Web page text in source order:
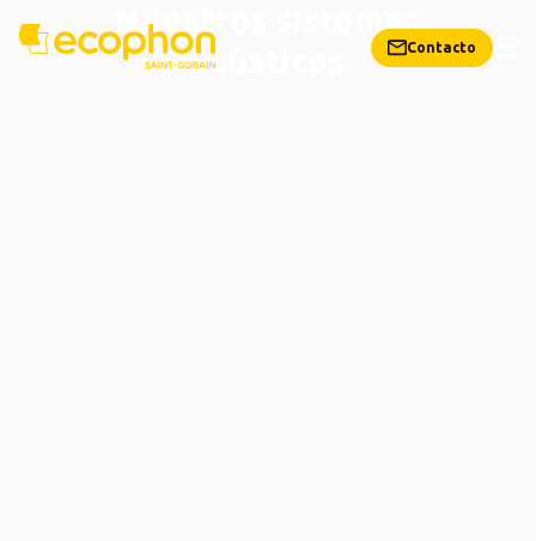
Contacto
Nuestros sistemas
acústicos